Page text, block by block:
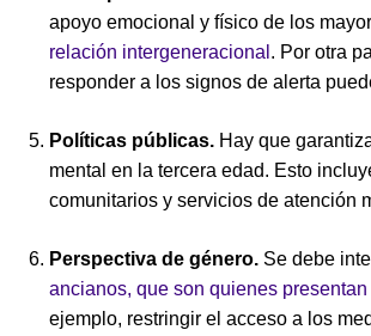
apoyo emocional y físico de los
relación intergeneracional . Por otra
responder a los signos de alerta
Políticas públicas. Hay que
mental en la tercera edad. Esto
comunitarios y servicios de atención
Perspectiva de género. Se debe
ancianos, que son quienes
ejemplo, restringir el acceso a los